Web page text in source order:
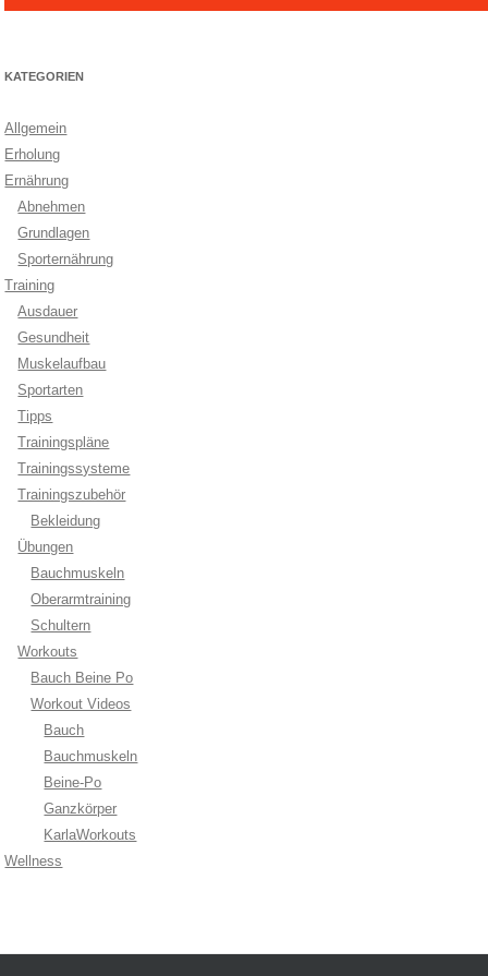
KATEGORIEN
Allgemein
Erholung
Ernährung
Abnehmen
Grundlagen
Sporternährung
Training
Ausdauer
Gesundheit
Muskelaufbau
Sportarten
Tipps
Trainingspläne
Trainingssysteme
Trainingszubehör
Bekleidung
Übungen
Bauchmuskeln
Oberarmtraining
Schultern
Workouts
Bauch Beine Po
Workout Videos
Bauch
Bauchmuskeln
Beine-Po
Ganzkörper
KarlaWorkouts
Wellness